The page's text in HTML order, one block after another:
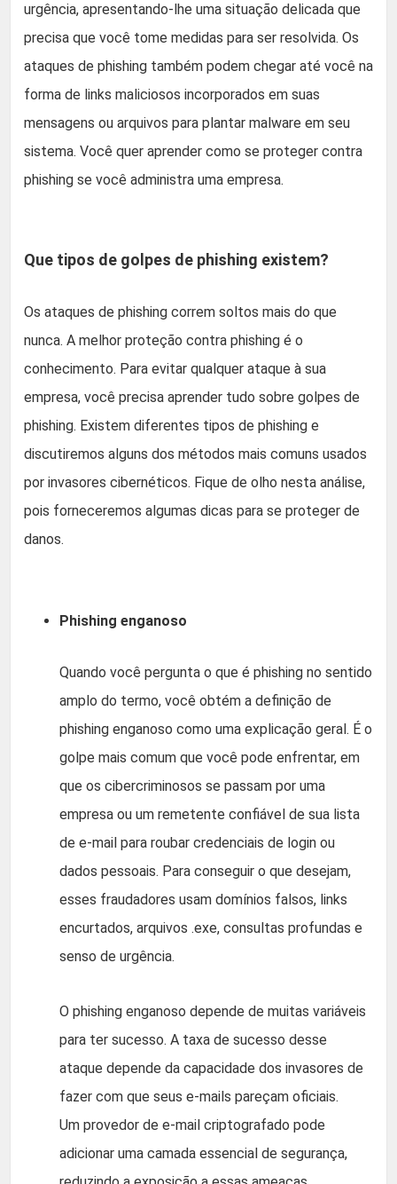
urgência, apresentando-lhe uma situação delicada que
precisa que você tome medidas para ser resolvida. Os
ataques de phishing também podem chegar até você na
forma de links maliciosos incorporados em suas
mensagens ou arquivos para plantar malware em seu
sistema. Você quer aprender como se proteger contra
phishing se você administra uma empresa.
Que tipos de golpes de phishing existem?
Os ataques de phishing correm soltos mais do que
nunca. A melhor proteção contra phishing é o
conhecimento. Para evitar qualquer ataque à sua
empresa, você precisa aprender tudo sobre golpes de
phishing. Existem diferentes tipos de phishing e
discutiremos alguns dos métodos mais comuns usados
por invasores cibernéticos. Fique de olho nesta análise,
pois forneceremos algumas dicas para se proteger de
danos.
Phishing enganoso
Quando você pergunta o que é phishing no sentido
amplo do termo, você obtém a definição de
phishing enganoso como uma explicação geral. É o
golpe mais comum que você pode enfrentar, em
que os cibercriminosos se passam por uma
empresa ou um remetente confiável de sua lista
de e-mail para roubar credenciais de login ou
dados pessoais. Para conseguir o que desejam,
esses fraudadores usam domínios falsos, links
encurtados, arquivos .exe, consultas profundas e
senso de urgência.
O phishing enganoso depende de muitas variáveis
para ter sucesso. A taxa de sucesso desse
ataque depende da capacidade dos invasores de
fazer com que seus e-mails pareçam oficiais.
Um provedor de e-mail criptografado pode
adicionar uma camada essencial de segurança,